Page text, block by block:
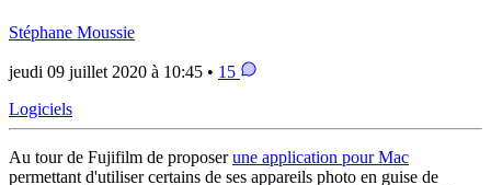
Stéphane Moussie
jeudi 09 juillet 2020 à 10:45 • 15
Logiciels
Au tour de Fujifilm de proposerune application pour Mac
permettant d'utiliser certains de ses appareils photo en guise de